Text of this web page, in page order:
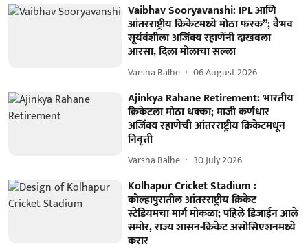
Vaibhav Sooryavanshi: IPL आणि
आंतरराष्ट्रीय क्रिकेटमध्ये मोठा फरक”; वैभव
सूर्यवंशीला अजिंक्य रहाणेंनी दाखवला
आरसा, दिला मोलाचा सल्ला
Varsha Balhe 06 August 2026
Ajinkya Rahane Retirement: भारतीय
क्रिकेटला मोठा धक्का; माजी कर्णधार
अजिंक्य रहाणेची आंतरराष्ट्रीय क्रिकेटमधून
निवृत्ती
Varsha Balhe 30 July 2026
Kolhapur Cricket Stadium :
कोल्हापुरातील आंतरराष्ट्रीय क्रिकेट
स्टेडियमचा मार्ग मोकळा; पहिले डिजाईन आले
समोर, राज्य शासन-क्रिकेट असोसिएशनमध्ये
करार